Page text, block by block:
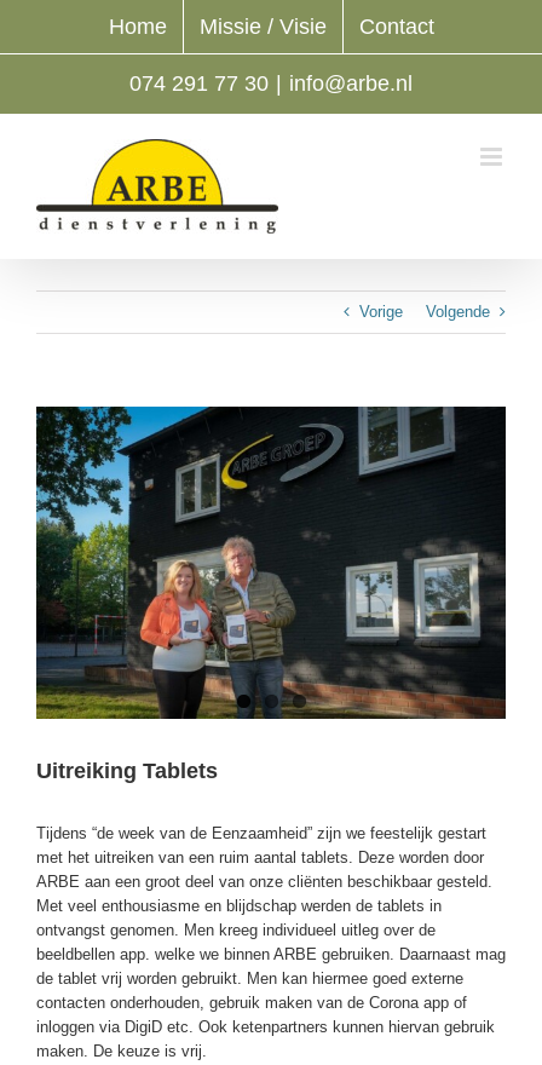
inhoud
Home Missie / Visie Contact
074 291 77 30 | info@arbe.nl
Vorige Volgende
Bekijk
grotere
afbeelding
Uitreiking Tablets
Tijdens “de week van de Eenzaamheid” zijn we feestelijk gestart
met het uitreiken van een ruim aantal tablets. Deze worden door
ARBE aan een groot deel van onze cliënten beschikbaar gesteld.
Met veel enthousiasme en blijdschap werden de tablets in
ontvangst genomen. Men kreeg individueel uitleg over de
beeldbellen app. welke we binnen ARBE gebruiken. Daarnaast mag
de tablet vrij worden gebruikt. Men kan hiermee goed externe
contacten onderhouden, gebruik maken van de Corona app of
inloggen via DigiD etc. Ook ketenpartners kunnen hiervan gebruik
maken. De keuze is vrij.